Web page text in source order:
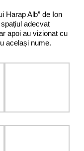
Harap Alb” de Ion
adecvat
apoi au vizionat cu
același nume.